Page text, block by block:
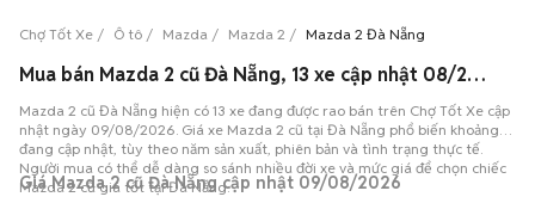
Chợ Tốt Xe Ô tô Mazda Mazda 2 Mazda 2 Đà Nẵng
Mua bán Mazda 2 cũ Đà Nẵng, 13 xe cập nhật 08/2026
Mazda 2 cũ Đà Nẵng hiện có 13 xe đang được rao bán trên Chợ Tốt Xe cập
nhật ngày 09/08/2026. Giá xe Mazda 2 cũ tại Đà Nẵng phổ biến khoảng
đang cập nhật, tùy theo năm sản xuất, phiên bản và tình trạng thực tế.
Người mua có thể dễ dàng so sánh nhiều đời xe và mức giá để chọn chiếc
Mazda 2 cũ giá tốt tại Đà Nẵng.
Giá Mazda 2 cũ Đà Nẵng cập nhật 09/08/2026